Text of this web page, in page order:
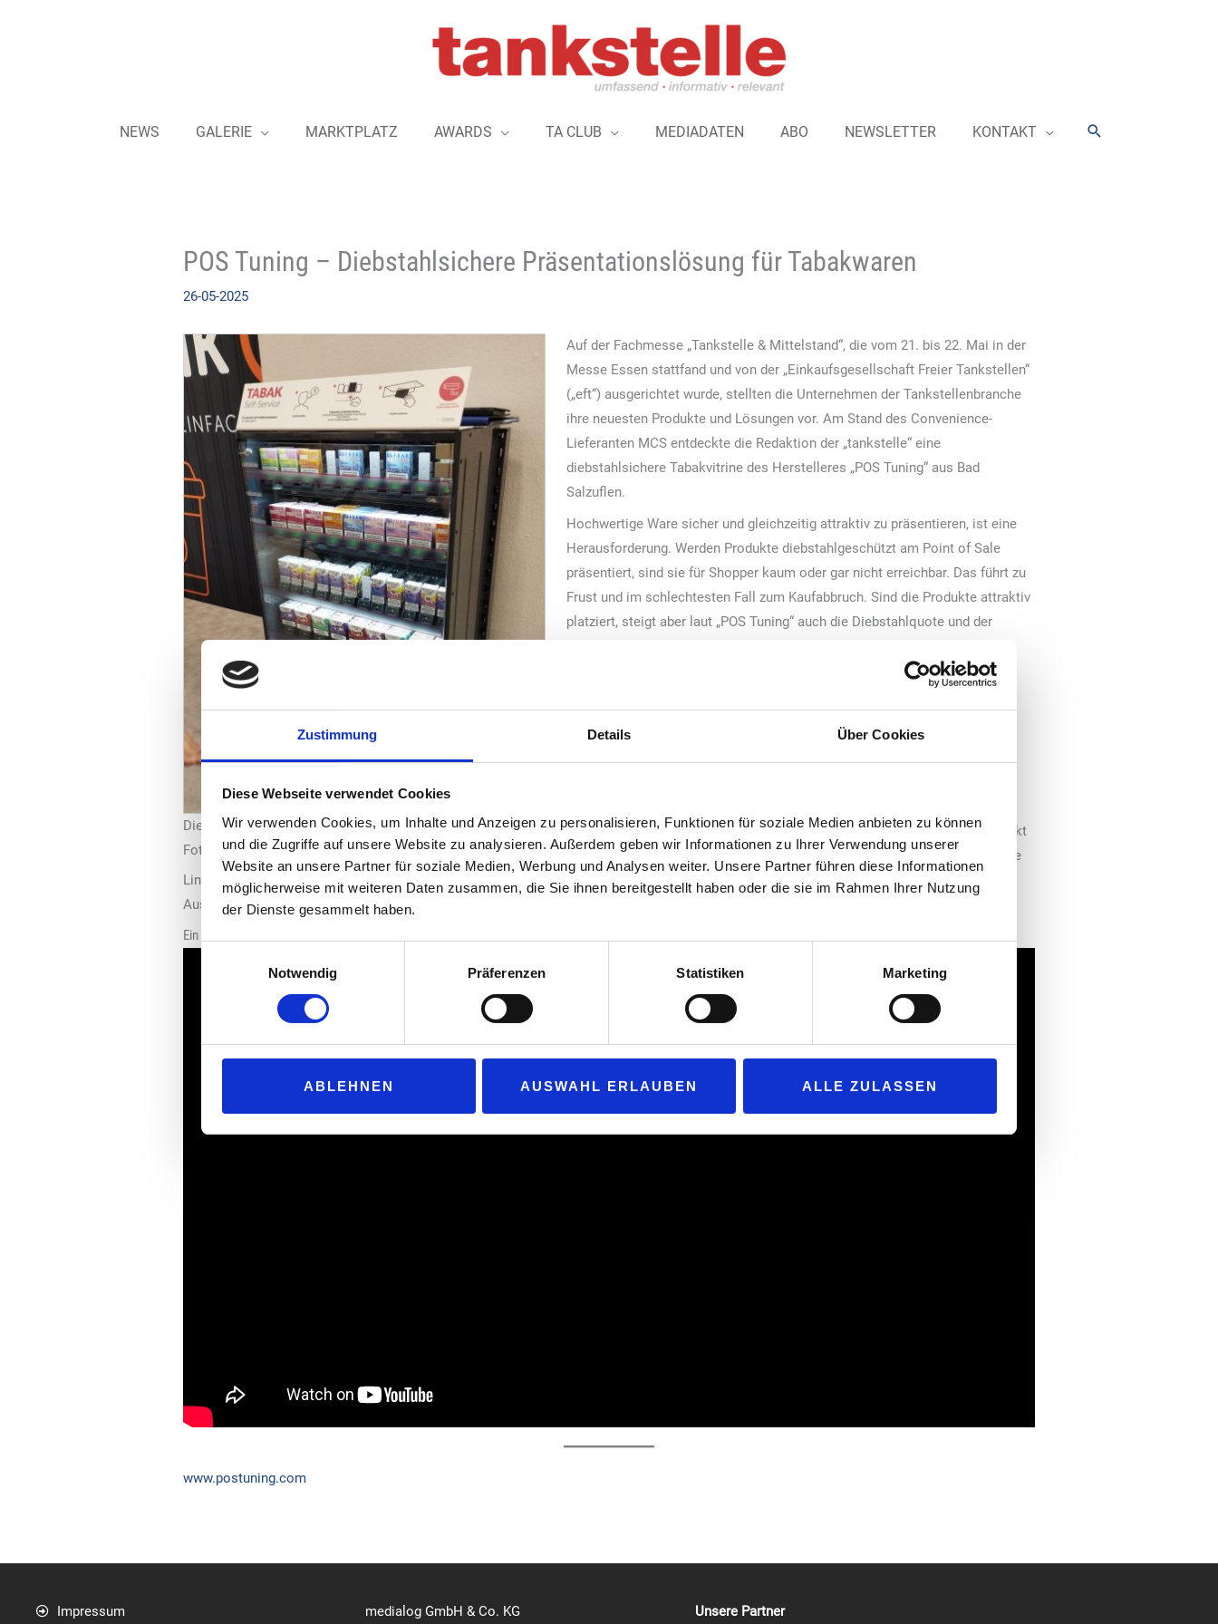
Zustimmung Details Über Cookies
Diese Webseite verwendet Cookies
Wir verwenden Cookies, um Inhalte und Anzeigen zu personalisieren, Funktionen für soziale Medien anbieten zu können
und die Zugriffe auf unsere Website zu analysieren. Außerdem geben wir Informationen zu Ihrer Verwendung unserer
Website an unsere Partner für soziale Medien, Werbung und Analysen weiter. Unsere Partner führen diese Informationen
möglicherweise mit weiteren Daten zusammen, die Sie ihnen bereitgestellt haben oder die sie im Rahmen Ihrer Nutzung
der Dienste gesammelt haben.
Einwilligungsauswahl
Notwendig
Präferenzen Statistiken Marketing
ABLEHNEN AUSWAHL ERLAUBEN ALLE ZULASSEN
NEWS GALERIE MARKTPLATZ AWARDS TA CLUB MEDIADATEN ABO NEWSLETTER KONTAKT Suchen
POS Tuning – Diebstahlsichere Präsentationslösung für Tabakwaren
26-05-2025
Die Tabakvitrine „POS-T Udo Safe“.
Foto: Lisa Levy
Auf der Fachmesse „Tankstelle & Mittelstand“, die vom 21. bis 22. Mai in der
Messe Essen stattfand und von der „Einkaufsgesellschaft Freier Tankstellen“
(„eft“) ausgerichtet wurde, stellten die Unternehmen der Tankstellenbranche
ihre neuesten Produkte und Lösungen vor. Am Stand des Convenience-
Lieferanten MCS entdeckte die Redaktion der „tankstelle“ eine
diebstahlsichere Tabakvitrine des Herstelleres „POS Tuning“ aus Bad
Salzuflen.
Hochwertige Ware sicher und gleichzeitig attraktiv zu präsentieren, ist eine
Herausforderung. Werden Produkte diebstahlgeschützt am Point of Sale
präsentiert, sind sie für Shopper kaum oder gar nicht erreichbar. Das führt zu
Frust und im schlechtesten Fall zum Kaufabbruch. Sind die Produkte attraktiv
platziert, steigt aber laut „POS Tuning“ auch die Diebstahlquote und der
Der Sicherheitsschrank „POS-T Udo Safe“ besteht aus einem hochwertigen
ausgestattet ist. Er ist beleuchtet und sorgt damit für eine optimale
Entnahmefach und kann entnommen werden. Durch LED-Signale am Produkt
wird über die Verfügbarkeit und die Ausgabe informiert (grün/rot). Zwei rote
Linien begrenzen den Bereich, in dem das Produkt per Fingerdruck ausgeworfen werden kann – durch Drücken (2 Sek.) wird der
Ausgabevorgang ausgelöst Kommunikation Kundeninformationen und Werbung auch Videos sind optional möglich.
Ein Erklär-Video für die diebstahlsichere Vitrine gibt es auf „YouTube“:
www.postuning.com
Impressum medialog GmbH & Co. KG Unsere Partner